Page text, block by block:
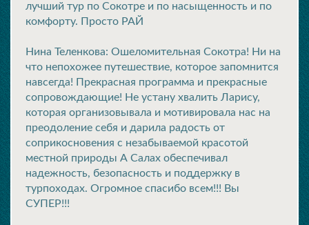
лучший тур по Сокотре и по насыщенность и по
комфорту. Просто РАЙ
Нина Теленкова: Ошеломительная Сокотра! Ни на
что непохожее путешествие, которое запомнится
навсегда! Прекрасная программа и прекрасные
сопровождающие! Не устану хвалить Ларису,
которая организовывала и мотивировала нас на
преодоление себя и дарила радость от
соприкосновения с незабываемой красотой
местной природы А Салах обеспечивал
надежность, безопасность и поддержку в
турпоходах. Огромное спасибо всем!!! Вы
СУПЕР!!!